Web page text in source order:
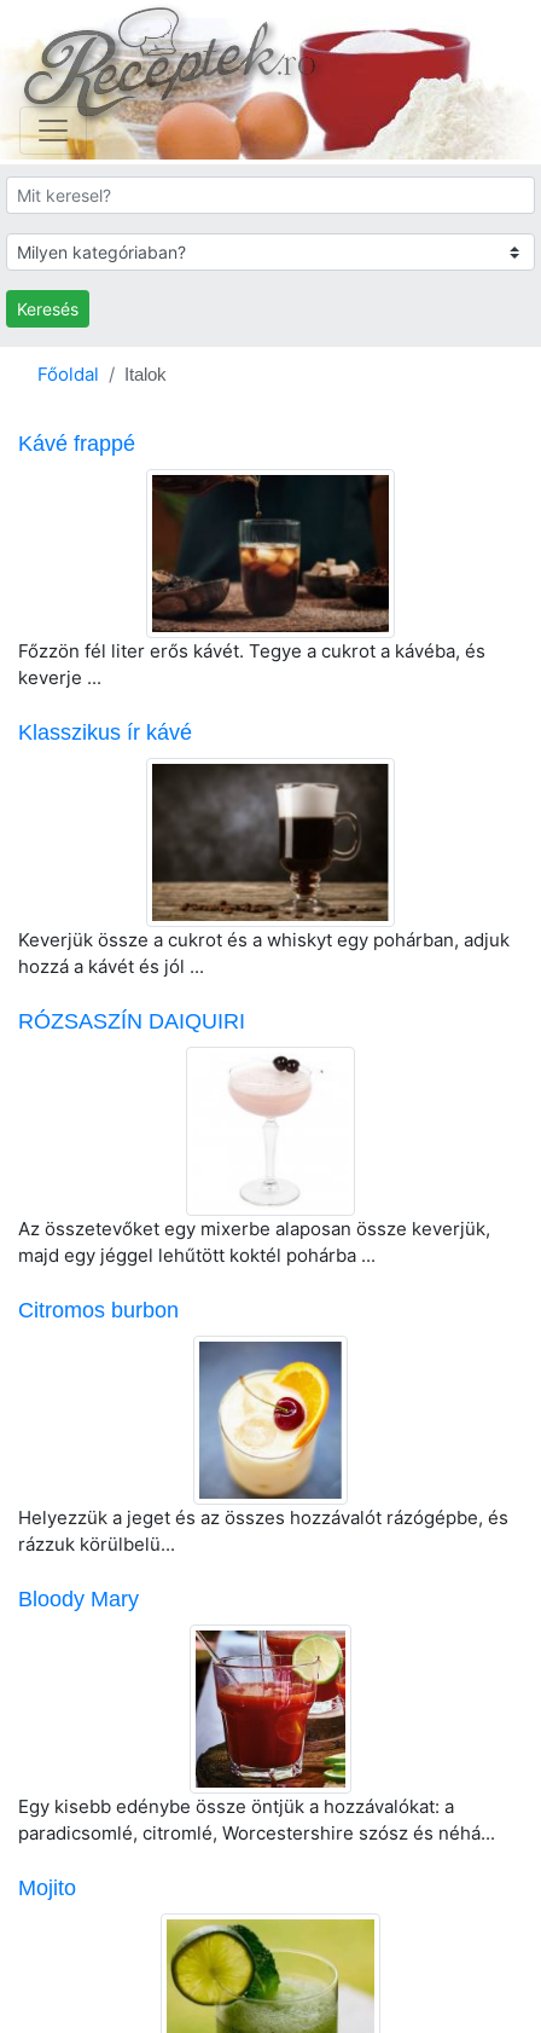
Keresés
Főoldal Italok
Kávé frappé
Főzzön fél liter erős kávét. Tegye a cukrot a kávéba, és
keverje ...
Klasszikus ír kávé
Keverjük össze a cukrot és a whiskyt egy pohárban, adjuk
hozzá a kávét és jól ...
RÓZSASZÍN DAIQUIRI
Az összetevőket egy mixerbe alaposan össze keverjük,
majd egy jéggel lehűtött koktél pohárba ...
Citromos burbon
Helyezzük a jeget és az összes hozzávalót rázógépbe, és
rázzuk körülbelü...
Bloody Mary
Egy kisebb edénybe össze öntjük a hozzávalókat: a
paradicsomlé, citromlé, Worcestershire szósz és néhá...
Mojito